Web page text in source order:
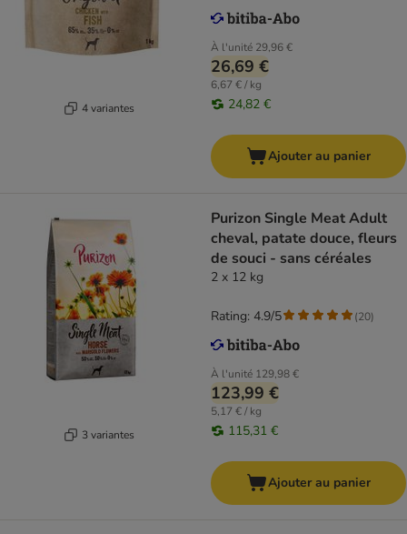
4 variantes
À l'unité 29,96 €
26,69 €
6,67 € / kg
24,82 €
Ajouter au panier
3 variantes
Purizon Single Meat Adult
cheval, patate douce, fleurs
de souci - sans céréales
2 x 12 kg
À l'unité 129,98 €
123,99 €
5,17 € / kg
115,31 €
Rating: 4.9/5 (20)
Ajouter au panier